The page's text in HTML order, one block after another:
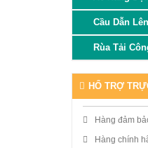
Cầu Dẫn
Rùa Tải
HỔ TRỢ
Hàng đảm
Hàng chính